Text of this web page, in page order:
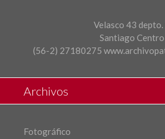
Velasco 43 depto.
Santiago Centro
(56-2) 27180275
Archivos
Fotográfico